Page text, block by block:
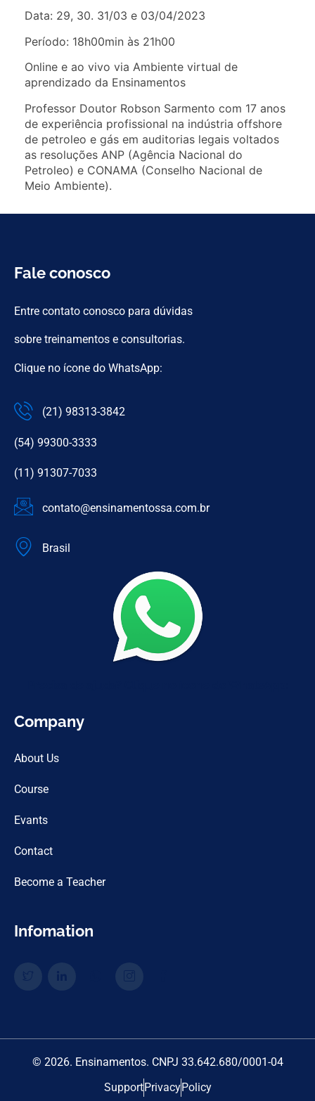
Data: 29, 30. 31/03 e 03/04/2023
Período: 18h00min às 21h00
Online e ao vivo via Ambiente virtual de
aprendizado da Ensinamentos
Professor Doutor Robson Sarmento com 17 anos
de experiência profissional na indústria offshore
de petroleo e gás em auditorias legais voltados
as resoluções ANP (Agência Nacional do
Petroleo) e CONAMA (Conselho Nacional de
Meio Ambiente).
Fale conosco
Entre contato conosco para dúvidas
sobre treinamentos e consultorias.
Clique no ícone do WhatsApp:
(21) 98313-3842
(54) 99300-3333
(11) 91307-7033
contato@ensinamentossa.com.br
Brasil
Company
About Us
Course
Evants
Contact
Become a Teacher
Infomation
© 2026. Ensinamentos. CNPJ 33.642.680/0001-04
SupportPrivacyPolicy